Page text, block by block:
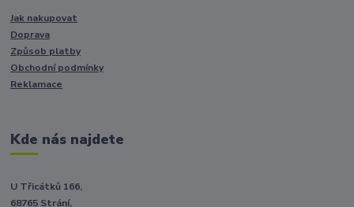
Jak nakupovat
Doprava
Způsob platby
Obchodní podmínky
Reklamace
Kde nás najdete
U Třicátků 166,
68765 Strání,